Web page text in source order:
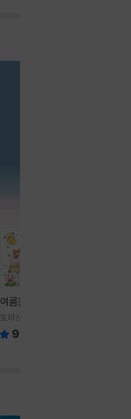
여름을 부탁해
토마쓰리 글그림
9.8